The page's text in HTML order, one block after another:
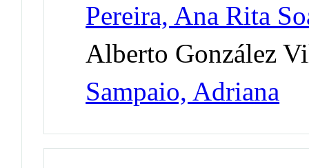
Pereira, Ana Rita
Alberto González
Sampaio, Adriana